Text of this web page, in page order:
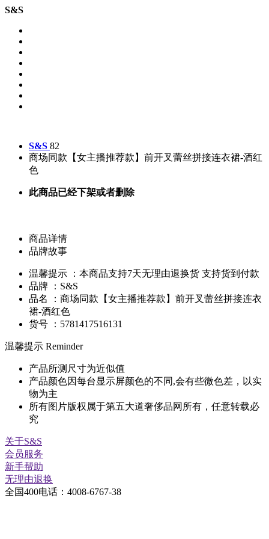
S&S
S&S 82
商场同款【女主播推荐款】前开叉蕾丝拼接连衣裙-酒红
色
此商品已经下架或者删除
商品详情
品牌故事
温馨提示 ：本商品支持7天无理由退换货 支持货到付款
品牌 ：S&S
品名 ：商场同款【女主播推荐款】前开叉蕾丝拼接连衣
裙-酒红色
货号 ：5781417516131
温馨提示 Reminder
产品所测尺寸为近似值
产品颜色因每台显示屏颜色的不同,会有些微色差，以实
物为主
所有图片版权属于第五大道奢侈品网所有，任意转载必
究
关于S&S
会员服务
新手帮助
无理由退换
全国400电话： 4008-6767-38